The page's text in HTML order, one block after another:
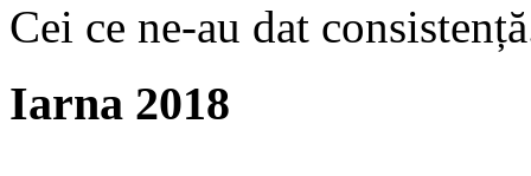
Cei ce ne-au dat
Iarna 2018